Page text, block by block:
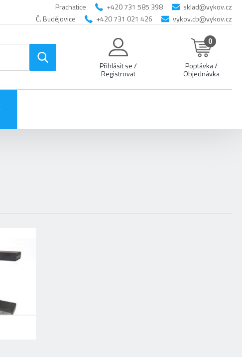
Prachatice +420 731 585 398
sklad@vykov.cz
Č. Budějovice
+420 731 021 426 vykov.cb@vykov.cz
Přihlásit se /
Registrovat
0
Poptávka /
Objednávka